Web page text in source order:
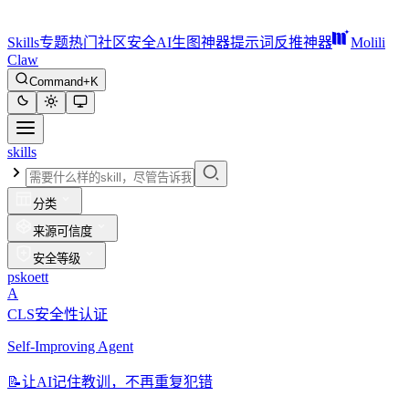
Skills专题热门 社区安全AI生图神器提示词反推神器
Molili
Claw
Command+K
skills
分类
来源可信度
安全等级
pskoett
A
CLS安全性认证
Self-Improving Agent
📝让AI记住教训，不再重复犯错